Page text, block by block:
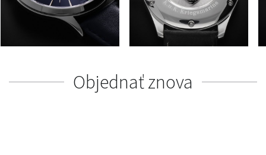
Objednať znova